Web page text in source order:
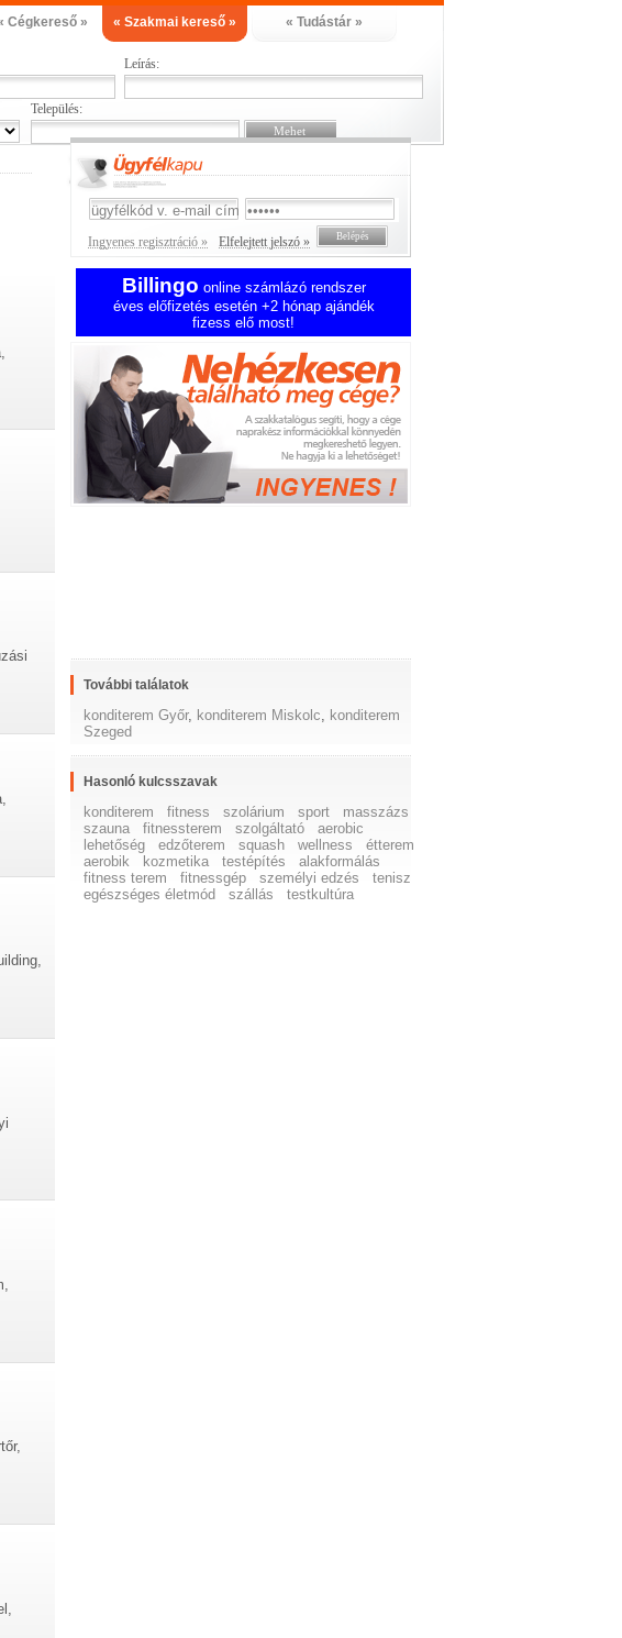
Cégkereső » « Szakmai kereső » « Tudástár »
Leírás:
Település:
Ingyenes regisztráció » Elfelejtett jelszó »
Billingo online számlázó rendszer
éves előfizetés esetén +2 hónap ajándék
fizess elő most!
További találatok
konditerem Győr, konditerem Miskolc, konditerem
Szeged
Hasonló kulcsszavak
konditerem fitness szolárium sport
masszázs
szauna
fitnessterem szolgáltató
aerobic
lehetőség
edzőterem squash wellness
étterem
aerobik
kozmetika testépítés
alakformálás
fitness terem
fitnessgép személyi edzés
tenisz
egészséges életmód
szállás testkultúra